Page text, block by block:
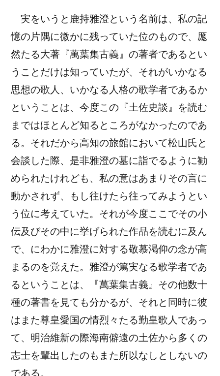
実をいうと鹿持雅澄という名前は、私の記
憶の片隅に微かに残っていた位のもので、厖
然たる大著『萬葉集古義』の著者であるとい
うことだけは知っていたが、それがいかなる
思想の歌人、いかなる人格の歌学者であるか
ということは、今度この『土佐史談』を読む
まではほとんど知るところがなかったのであ
る。それだから高知の旅館において松山氏と
会談した際、是非雅澄の墓に詣でるように勧
められたけれども、私の意はあまりその言に
動かされず、もし往けたら往ってみようとい
う位に考えていた。それが今度ここでその小
伝及びその中に挙げられた作品を読むに及ん
で、にわかに雅澄に対する敬慕渇仰の念が高
まるのを覚えた。雅澄が篤実なる歌学者であ
るということは、『萬葉集古義』その他数十
種の著書を見ても分かるが、それと同時に彼
はまた尊皇愛国の情烈々たる勤皇歌人であっ
て、明治維新の際海南僻遠の土佐から多くの
志士を輩出したのもまた所以なしとしないの
である。